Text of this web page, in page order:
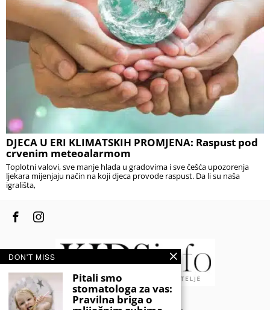
DJECA U ERI KLIMATSKIH PROMJENA: Raspust pod
crvenim meteoalarmom
Toplotni valovi, sve manje hlada u gradovima i sve češća upozorenja
ljekara mijenjaju način na koji djeca provode raspust. Da li su naša
igrališta,
© 2020 - KIDSINFO.BA.
DON'T MISS
Pitali smo
stomatologa za vas:
Pravilna briga o